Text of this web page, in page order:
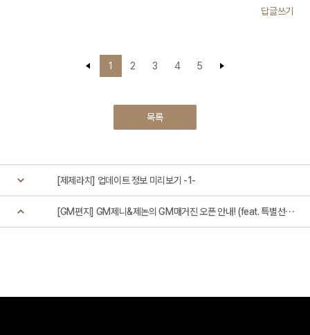
답글쓰기
1 2 3 4 5
목록
[제제라치] 업데이트 정보 미리보기 -1-
[GM편지] GM제니&제논의 GM매거진 오픈 안내! (feat. 특별선물)